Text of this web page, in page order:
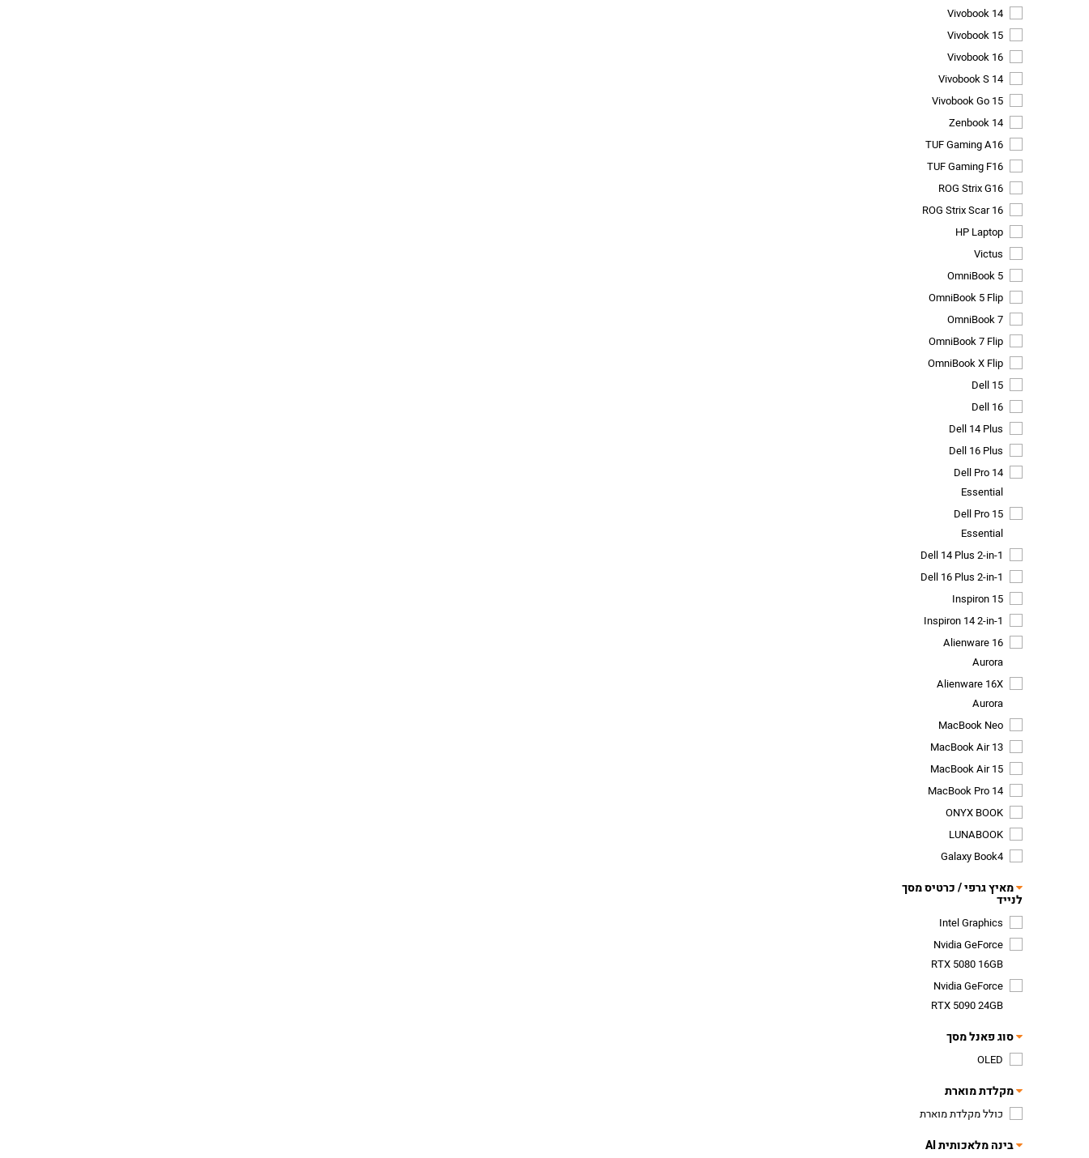
Vivobook 14
Vivobook 15
Vivobook 16
Vivobook S 14
Vivobook Go 15
Zenbook 14
TUF Gaming A16
TUF Gaming F16
ROG Strix G16
ROG Strix Scar 16
HP Laptop
Victus
OmniBook 5
OmniBook 5 Flip
OmniBook 7
OmniBook 7 Flip
OmniBook X Flip
Dell 15
Dell 16
Dell 14 Plus
Dell 16 Plus
Dell Pro 14
Essential
Dell Pro 15
Essential
Dell 14 Plus 2-in-1
Dell 16 Plus 2-in-1
Inspiron 15
Inspiron 14 2-in-1
Alienware 16
Aurora
Alienware 16X
Aurora
MacBook Neo
MacBook Air 13
MacBook Air 15
MacBook Pro 14
ONYX BOOK
LUNABOOK
Galaxy Book4
מאיץ גרפי / כרטיס מסך
לנייד
Intel Graphics
Nvidia GeForce
RTX 5080 16GB
Nvidia GeForce
RTX 5090 24GB
סוג פאנל מסך
OLED
מקלדת מוארת
כולל מקלדת מוארת
בינה מלאכותית AI